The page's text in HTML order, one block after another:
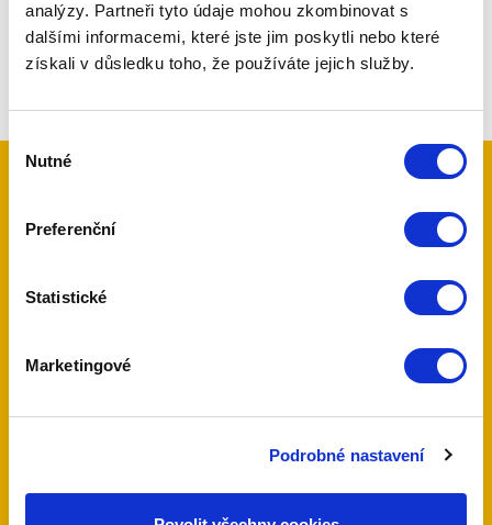
analýzy. Partneři tyto údaje mohou zkombinovat s
dalšími informacemi, které jste jim poskytli nebo které
získali v důsledku toho, že používáte jejich služby.
Výběr
souhlasu
Nutné
Preferenční
Statistické
Marketingové
Podrobné nastavení
Naše zkušenosti
více než